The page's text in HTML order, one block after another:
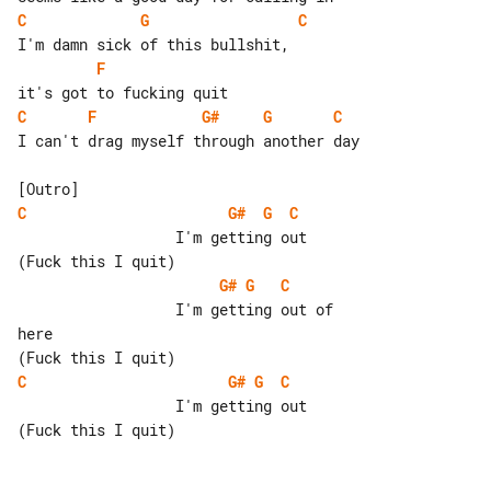
C
G
C
F
C
F G# G
C
I can't drag myself through another day
C
G# G
C
G# G
C
here
C
G# G
C
(Fuck this I quit)